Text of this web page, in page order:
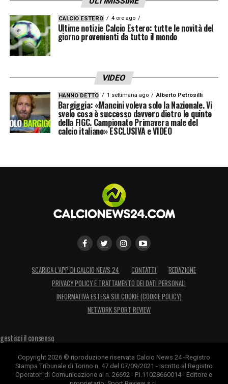
CALCIO ESTERO 4 ore ago
Ultime notizie Calcio Estero: tutte le novità del
giorno provenienti da tutto il mondo
VIDEO
HANNO DETTO 1 settimana ago Alberto Petrosilli
Bargiggia: «Mancini voleva solo la Nazionale. Vi
svelo cosa è successo davvero dietro le quinte
della FIGC. Campionato Primavera male del
calcio italiano» ESCLUSIVA e VIDEO
SCARICA L’APP DI CALCIO NEWS 24 CONTATTI
REDAZIONE
PRIVACY POLICY E TRATTAMENTO DEI DATI PERSONALI
INFORMATIVA ESTESA SUI COOKIE (COOKIE POLICY)
NETWORK SPORT REVIEW
gestisci il consenso
Copyright 2026 © riproduzione riservata Calcio News 24 -Registro
Stampa Tribunale di Torino n. 47 del 07/09/2021 - Iscritto al Registro
Operatori di Comunicazione al n. 26692 - P.I.11028660014 - Editore e